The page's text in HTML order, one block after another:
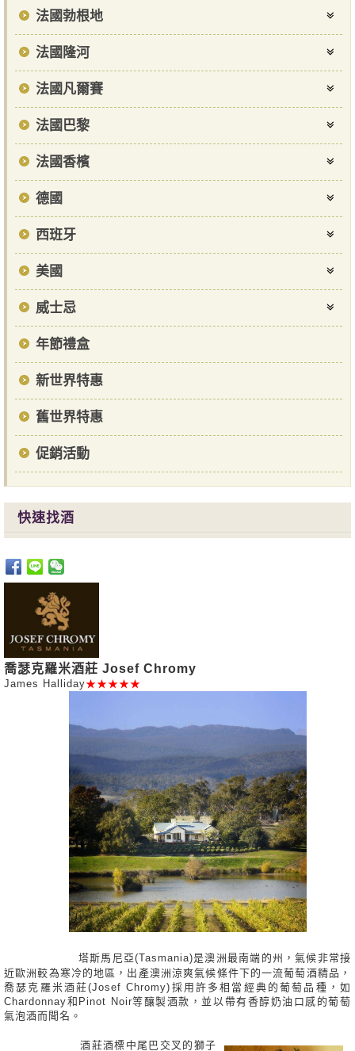
法國勃根地
法國隆河
法國凡爾賽
法國巴黎
法國香檳
德國
西班牙
美國
威士忌
年節禮盒
新世界特惠
舊世界特惠
促銷活動
快速找酒
喬瑟克羅米酒莊 Josef Chromy
James Halliday★★★★★
塔斯馬尼亞(Tasmania)是澳洲最南端的州，氣候非常接
近歐洲較為寒冷的地區，出產澳洲涼爽氣候條件下的一流葡萄酒精品，
喬瑟克羅米酒莊(Josef Chromy)採用許多相當經典的葡萄品種，如
Chardonnay和Pinot Noir等釀製酒款，並以帶有香醇奶油口感的葡萄
氣泡酒而聞名。
酒莊酒標中尾巴交叉的獅子